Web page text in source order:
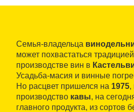
Семья-владельца
может похвастаться
производстве вин в
Усадьба-масия и винные
Но расцвет пришелся на 1975,
производство кавы, на
главного продукта, из сортов